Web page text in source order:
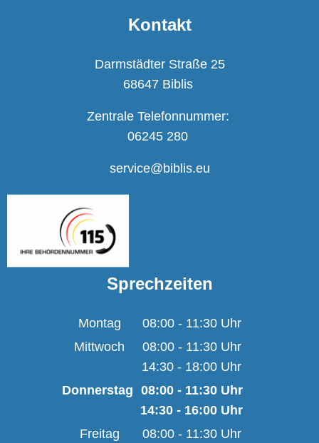
Kontakt
Darmstädter Straße 25
68647 Biblis
Zentrale Telefonnummer:
06245 280
service@biblis.eu
Sprechzeiten
Montag 08:00- 11:30Uhr
Von 08:00 bis 11:30
Mittwoch 08:00- 11:30Uhr
Von 08:00 bis 11:30
14:30 - 18:00 Uhr
Von 14:30 bis 18:00
Donnerstag 08:00- 11:30Uhr
Von 08:00 bis 11:30
14:30 - 16:00 Uhr
Von 14:30 bis 16:00
Freitag 08:00- 11:30Uhr